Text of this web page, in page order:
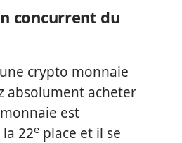
concurrent du
crypto monnaie
absolument acheter
est
22e place et il se